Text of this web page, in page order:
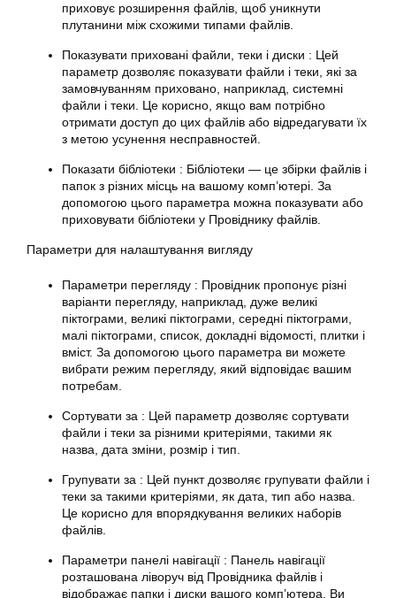
приховує розширення файлів, щоб уникнути
плутанини між схожими типами файлів.
Показувати приховані файли, теки і диски : Цей
параметр дозволяє показувати файли і теки, які за
замовчуванням приховано, наприклад, системні
файли і теки. Це корисно, якщо вам потрібно
отримати доступ до цих файлів або відредагувати їх
з метою усунення несправностей.
Показати бібліотеки : Бібліотеки — це збірки файлів і
папок з різних місць на вашому комп’ютері. За
допомогою цього параметра можна показувати або
приховувати бібліотеки у Провіднику файлів.
Параметри для налаштування вигляду
Параметри перегляду : Провідник пропонує різні
варіанти перегляду, наприклад, дуже великі
піктограми, великі піктограми, середні піктограми,
малі піктограми, список, докладні відомості, плитки і
вміст. За допомогою цього параметра ви можете
вибрати режим перегляду, який відповідає вашим
потребам.
Сортувати за : Цей параметр дозволяє сортувати
файли і теки за різними критеріями, такими як
назва, дата зміни, розмір і тип.
Групувати за : Цей пункт дозволяє групувати файли і
теки за такими критеріями, як дата, тип або назва.
Це корисно для впорядкування великих наборів
файлів.
Параметри панелі навігації : Панель навігації
розташована ліворуч від Провідника файлів і
відображає папки і диски вашого комп’ютера. Ви